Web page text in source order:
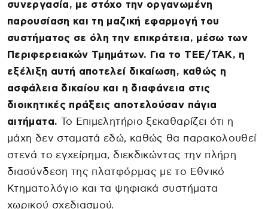
συνεργασία, με στόχο την οργανωμένη
παρουσίαση και τη μαζική εφαρμογή του
συστήματος σε όλη την επικράτεια, μέσω των
Περιφερειακών Τμημάτων. Για το ΤΕΕ/ΤΑΚ, η
εξέλιξη αυτή αποτελεί δικαίωση, καθώς η
ασφάλεια δικαίου και η διαφάνεια στις
διοικητικές πράξεις αποτελούσαν πάγια
αιτήματα. Το Επιμελητήριο ξεκαθαρίζει ότι η
μάχη δεν σταματά εδώ, καθώς θα παρακολουθεί
στενά το εγχείρημα, διεκδικώντας την πλήρη
διασύνδεση της πλατφόρμας με το Εθνικό
Κτηματολόγιο και τα ψηφιακά συστήματα
χωρικού σχεδιασμού.